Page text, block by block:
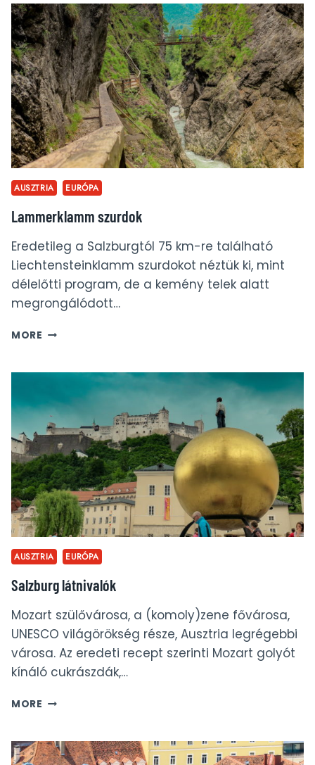
BOBPÁLYA
AUSZTRIA EURÓPA
Lammerklamm szurdok
Eredetileg a Salzburgtól 75 km-re található
Liechtensteinklamm szurdokot néztük ki, mint
délelőtti program, de a kemény telek alatt
megrongálódott…
MORE LAMMERKLAMM
AUSZTRIA EURÓPA
Salzburg látnivalók
Mozart szülővárosa, a (komoly)zene fővárosa,
UNESCO világörökség része, Ausztria legrégebbi
városa. Az eredeti recept szerinti Mozart golyót
kínáló cukrászdák,…
MORE SALZBURG